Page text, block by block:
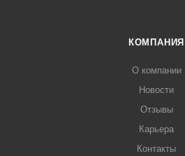
КОМПАНИЯ
О компании
Новости
Отзывы
Карьера
Контакты